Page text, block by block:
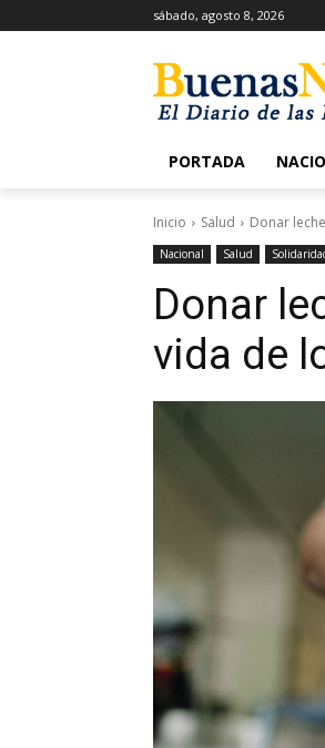
sábado, agosto 8, 2026
PORTADA
Inicio Salud Donar
Nacional Salud
Donar
vida de